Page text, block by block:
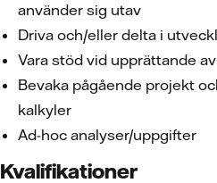
använder sig utav
Driva och/eller delta i
Vara stöd vid upprättande
Bevaka pågående projekt
kalkyler
Ad-hoc analyser/uppgifter
Kvalifikationer